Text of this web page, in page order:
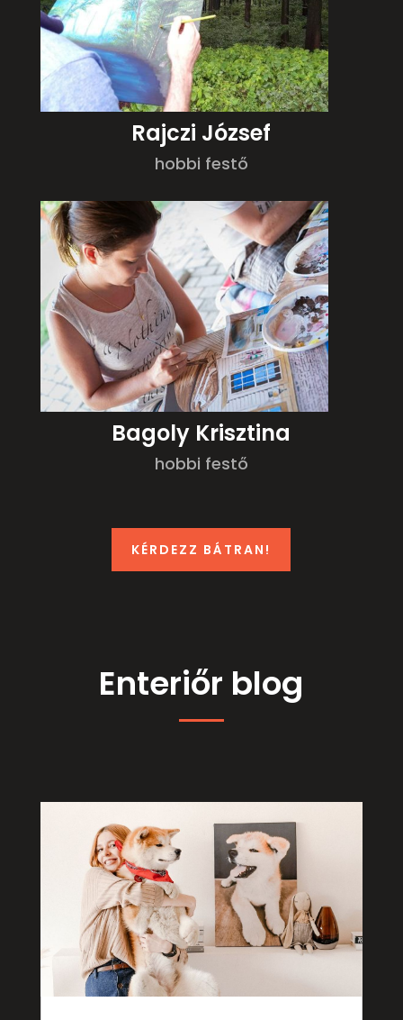
Rajczi József
hobbi festő
Bagoly Krisztina
hobbi festő
KÉRDEZZ BÁTRAN!
Enteriőr blog